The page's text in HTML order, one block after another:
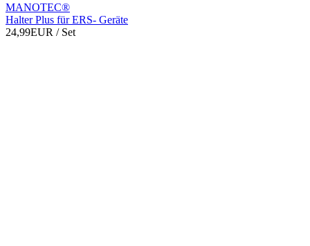
MANOTEC®
Halter Plus für ERS- Geräte
24,99EUR / Set